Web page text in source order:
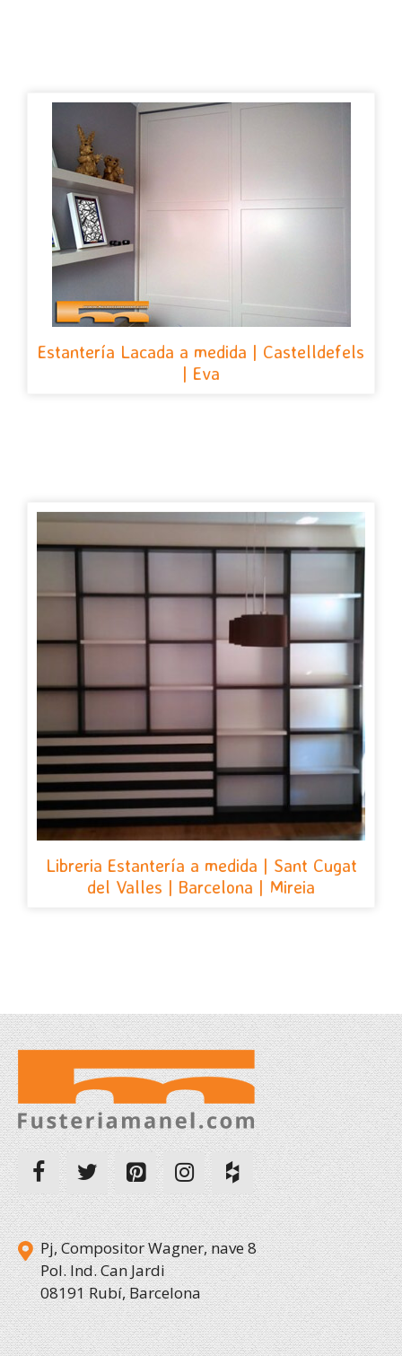
Estantería Lacada a medida | Castelldefels
| Eva
Libreria Estantería a medida | Sant Cugat
del Valles | Barcelona | Mireia
Pj, Compositor Wagner, nave 8
Pol. Ind. Can Jardi
08191 Rubí, Barcelona